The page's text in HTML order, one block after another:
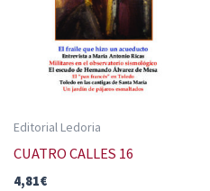
Editorial Ledoria
CUATRO CALLES 16
4,81€